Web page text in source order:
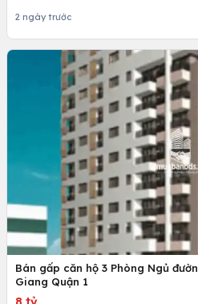
2 ngày trước
Bán gấp căn hộ 3 Phòng Ngủ
Giang Quận 1